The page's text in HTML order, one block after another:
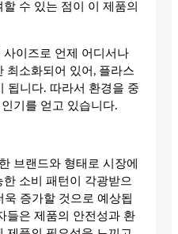
수 있는 점이 이 제품의
사이즈로 언제 어디서나
최소화되어 있어, 플라스
됩니다. 따라서 환경을 중
기를 얻고 있습니다.
브랜드와 형태로 시장에
소비 패턴이 각광받으
증가할 것으로 예상됩
들은 제품의 안전성과 환